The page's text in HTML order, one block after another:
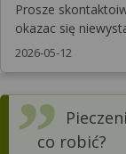
Prosze
okazac się
2026-05-12
co robić?